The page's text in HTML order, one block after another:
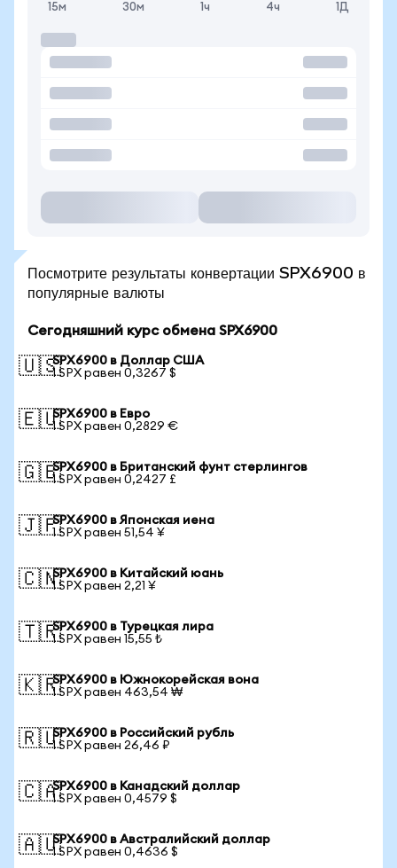
15м 30м 1ч 4ч 1Д
Посмотрите результаты конвертации SPX6900 в
популярные валюты
Сегодняшний курс обмена SPX6900
🇺🇸SPX6900 в Доллар США
1 SPX равен 0,3267 $
🇪🇺SPX6900 в Евро
1 SPX равен 0,2829 €
🇬🇧SPX6900 в Британский фунт стерлингов
1 SPX равен 0,2427 £
🇯🇵SPX6900 в Японская иена
1 SPX равен 51,54 ¥
🇨🇳SPX6900 в Китайский юань
1 SPX равен 2,21 ¥
🇹🇷SPX6900 в Турецкая лира
1 SPX равен 15,55 ₺
🇰🇷SPX6900 в Южнокорейская вона
1 SPX равен 463,54 ₩
🇷🇺SPX6900 в Российский рубль
1 SPX равен 26,46 ₽
🇨🇦SPX6900 в Канадский доллар
1 SPX равен 0,4579 $
🇦🇺SPX6900 в Австралийский доллар
1 SPX равен 0,4636 $